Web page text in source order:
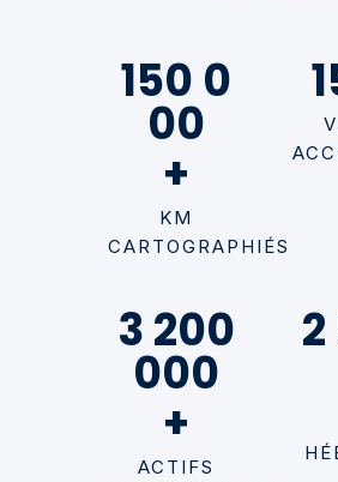
150 0
00
+
KM
CARTOGRAPHIÉS
3 200
000
+
ACTIFS